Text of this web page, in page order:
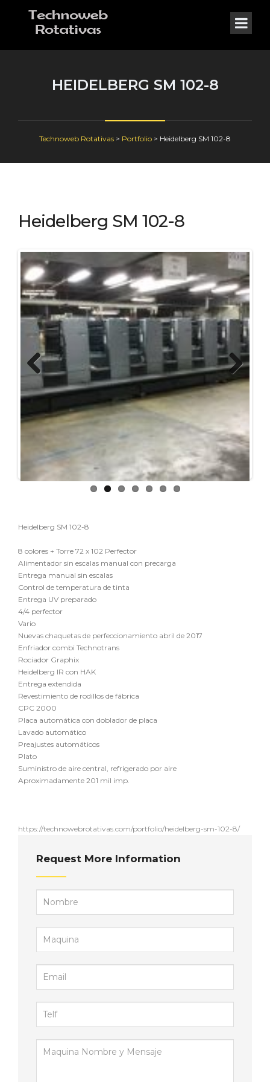
HEIDELBERG SM 102-8
Technoweb Rotativas > Portfolio > Heidelberg SM 102-8
Heidelberg SM 102-8
Next
Heidelberg SM 102-8
8 colores + Torre 72 x 102 Perfector
Alimentador sin escalas manual con precarga
Entrega manual sin escalas
Control de temperatura de tinta
Entrega UV preparado
4/4 perfector
Vario
Nuevas chaquetas de perfeccionamiento abril de 2017
Enfriador combi Technotrans
Rociador Graphix
Heidelberg IR con HAK
Entrega extendida
Revestimiento de rodillos de fábrica
CPC 2000
Placa automática con doblador de placa
Lavado automático
Preajustes automáticos
Plato
Suministro de aire central, refrigerado por aire
Aproximadamente 201 mil imp.
https://technowebrotativas.com/portfolio/heidelberg-sm-102-8/
Request More Information